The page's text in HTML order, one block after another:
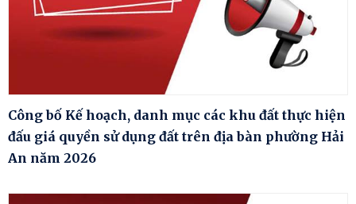
Công bố Kế hoạch, danh mục các khu đất thực hiện
đấu giá quyền sử dụng đất trên địa bàn phường Hải
An năm 2026